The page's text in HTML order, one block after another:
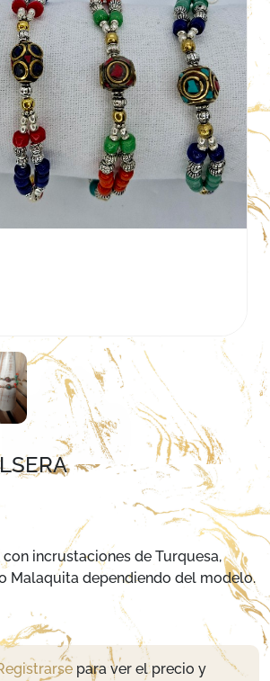
incrustaciones de Turquesa,
Malaquita dependiendo del modelo.
para ver el precio y